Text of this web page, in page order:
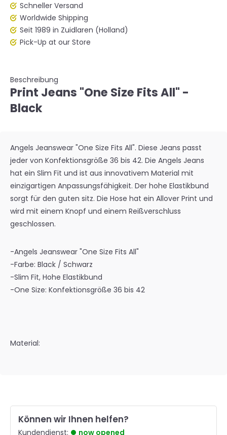
Schneller Versand
Worldwide Shipping
Seit 1989 in Zuidlaren (Holland)
Pick-Up at our Store
Beschreibung
Print Jeans "One Size Fits All" -
Black
Angels Jeanswear "One Size Fits All". Diese Jeans passt
jeder von Konfektionsgröße 36 bis 42. Die Angels Jeans
hat ein Slim Fit und ist aus innovativem Material mit
einzigartigen Anpassungsfähigkeit. Der hohe Elastikbund
sorgt für den guten sitz. Die Hose hat ein Allover Print und
wird mit einem Knopf und einem Reißverschluss
geschlossen.
-Angels Jeanswear "One Size Fits All"
-Farbe: Black / Schwarz
-Slim Fit, Hohe Elastikbund
-One Size: Konfektionsgröße 36 bis 42
Material:
Können wir Ihnen helfen?
Kundendienst: now opened